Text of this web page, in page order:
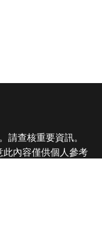
請查核重要資訊。
內容僅供個人參考